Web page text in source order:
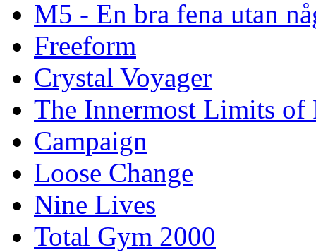
M5 - En bra fena utan
Freeform
Crystal Voyager
The Innermost Limits of
Campaign
Loose Change
Nine Lives
Total Gym 2000